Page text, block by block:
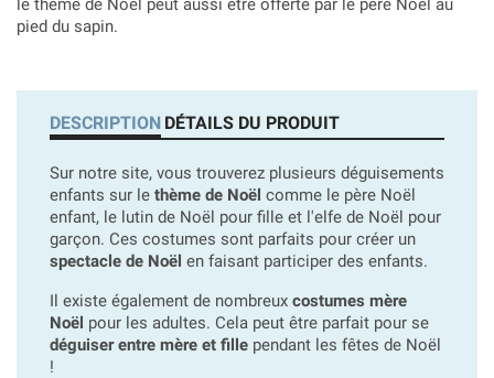
le thème de Noël peut aussi être offerte par le père Noël au
pied du sapin.
DESCRIPTION DÉTAILS DU PRODUIT
Sur notre site, vous trouverez plusieurs déguisements
enfants sur le thème de Noël comme le père Noël
enfant, le lutin de Noël pour fille et l'elfe de Noël pour
garçon. Ces costumes sont parfaits pour créer un
spectacle de Noël en faisant participer des enfants.
Il existe également de nombreux costumes mère
Noël pour les adultes. Cela peut être parfait pour se
déguiser entre mère et fille pendant les fêtes de Noël
!